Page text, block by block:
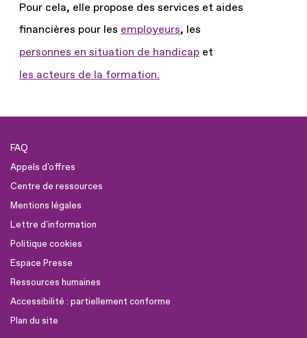
Pour cela, elle propose des services et aides
financières pour les employeurs, les
personnes en situation de handicap et
les acteurs de la formation.
FAQ
Appels d'offres
Centre de ressources
Mentions légales
Lettre d'information
Politique cookies
Espace Presse
Ressources humaines
Accessibilité : partiellement conforme
Plan du site